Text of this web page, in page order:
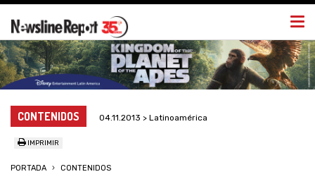
CONTENIDOS 04.11.2013 > Latinoamérica
IMPRIMIR
PORTADA CONTENIDOS